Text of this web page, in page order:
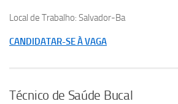
Local de Trabalho: Salvador-Ba
CANDIDATAR-SE À VAGA
Técnico de Saúde Bucal